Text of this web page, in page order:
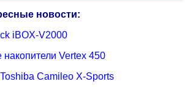
новости:
iBOX-V2000
Vertex 450
Camileo X-Sports